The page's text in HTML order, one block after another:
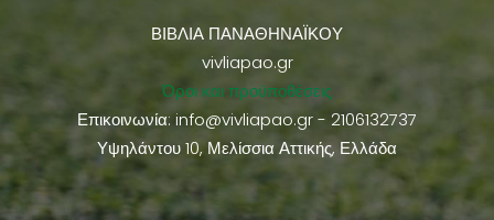
ΒΙΒΛΙΑ ΠΑΝΑΘΗΝΑΪΚΟΥ
vivliapao.gr
Όροι και προϋποθέσεις
Επικοινωνία: info@vivliapao.gr- 2106132737
Υψηλάντου 10, Μελίσσια Αττικής, Ελλάδα